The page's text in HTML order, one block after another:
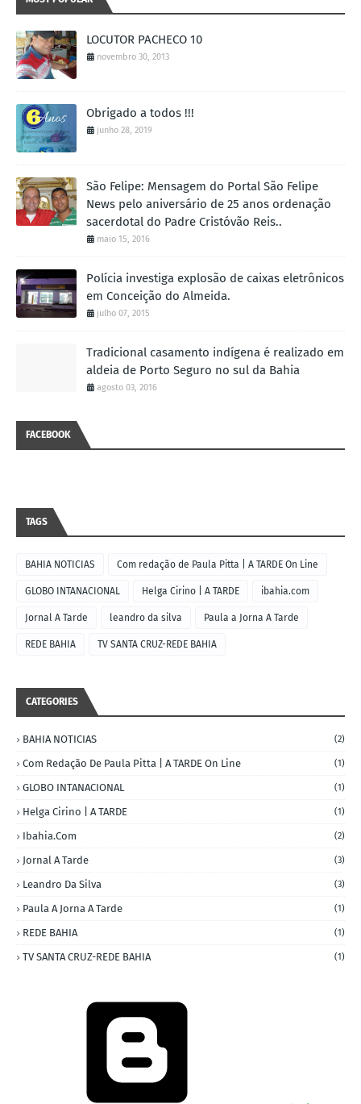
LOCUTOR PACHECO 10
novembro 30, 2013
Obrigado a todos !!!
junho 28, 2019
São Felipe: Mensagem do Portal São Felipe
News pelo aniversário de 25 anos ordenação
sacerdotal do Padre Cristóvão Reis..
maio 15, 2016
Polícia investiga explosão de caixas eletrônicos
em Conceição do Almeida.
julho 07, 2015
Tradicional casamento indígena é realizado em
aldeia de Porto Seguro no sul da Bahia
agosto 03, 2016
FACEBOOK
TAGS
BAHIA NOTICIAS Com redação de Paula Pitta | A TARDE On Line
GLOBO INTANACIONAL Helga Cirino | A TARDE ibahia.com
Jornal A Tarde leandro da silva Paula a Jorna A Tarde
REDE BAHIA TV SANTA CRUZ-REDE BAHIA
CATEGORIES
BAHIA NOTICIAS (2)
Com Redação De Paula Pitta | A TARDE On Line (1)
GLOBO INTANACIONAL (1)
Helga Cirino | A TARDE (1)
Ibahia.com (2)
Jornal A Tarde (3)
Leandro Da Silva (3)
Paula A Jorna A Tarde (1)
REDE BAHIA (1)
TV SANTA CRUZ-REDE BAHIA (1)